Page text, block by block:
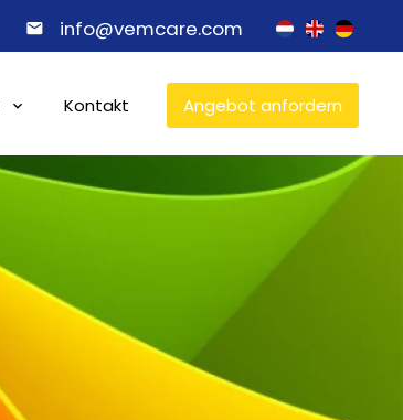
info@vemcare.com
Kontakt Angebot anfordern